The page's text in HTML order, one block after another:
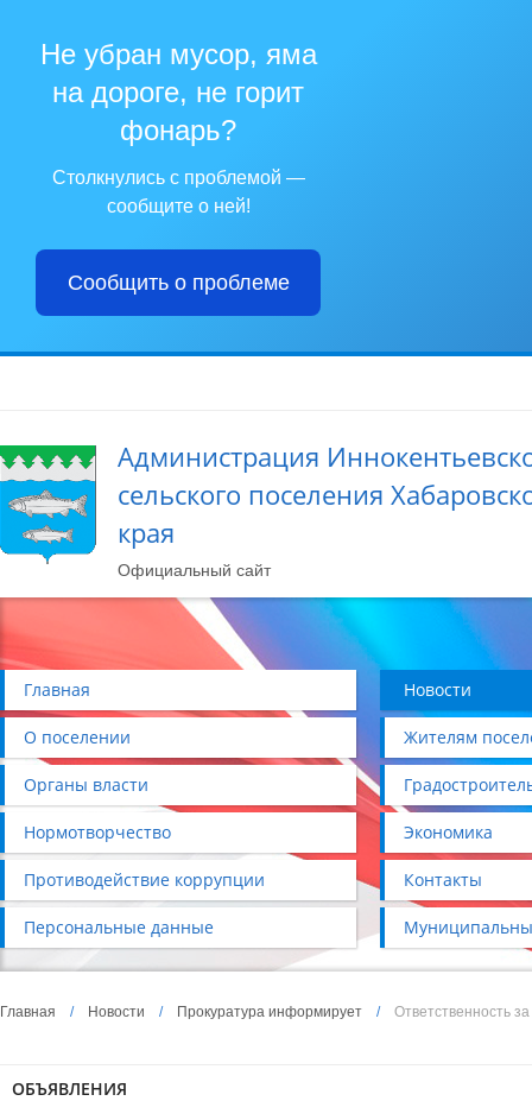
Не убран мусор, яма
на дороге, не горит
фонарь?
Столкнулись с проблемой —
сообщите о ней!
Сообщить о проблеме
Администрация
сельского поселения
края
Официальный сайт
Главная Новости
О поселении Жителям
Органы власти
Нормотворчество Экономика
Противодействие коррупции Контакты
Персональные данные
Главная / Новости / Прокуратура информирует / Ответственность
ОБЪЯВЛЕНИЯ